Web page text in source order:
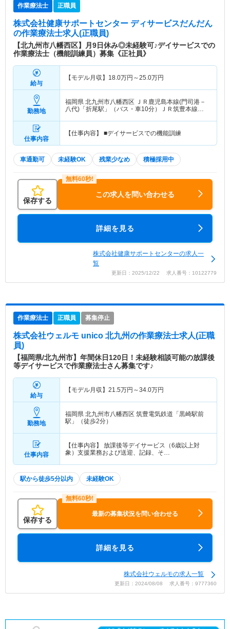
作業療法士 正職員
株式会社健康サポートセンター ディサービスだんだん
の作業療法士求人(正職員)
【北九州市八幡西区】月9日休み◎未経験可♪デイサービスでの
作業療法士（機能訓練員）募集《正社員》
給与
【モデル月収】 18.0万円～25.0万円
勤務地
福岡県 北九州市八幡西区 ＪＲ鹿児島本線(門司港－
八代)「折尾駅」（バス・車10分）ＪＲ筑豊本線
仕事内容
【仕事内容】 ■デイサービスでの機能訓練
車通勤可 未経験OK 残業少なめ 積極採用中
保存する
この求人を問い合わせる
詳細を見る
株式会社健康サポートセンターの求人一
覧
更新日：2025/12/22 求人番号：10122779
作業療法士 正職員 募集停止
株式会社ウェルモ unico 北九州の作業療法士求人(正職
員)
【福岡県/北九州市】年間休日120日！未経験相談可能の放課後
等デイサービスで作業療法士さん募集です♪
給与
【モデル月収】 21.5万円～34.0万円
勤務地
福岡県 北九州市八幡西区 筑豊電気鉄道「黒崎駅前
駅」（徒歩2分）
仕事内容
【仕事内容】 放課後等デイサービス（6歳以上対
象）支援業務および送迎、記録、そ…
駅から徒歩5分以内 未経験OK
保存する
最新の募集状況を問い合わせる
詳細を見る
株式会社ウェルモの求人一覧
更新日：2024/08/08 求人番号：9777360